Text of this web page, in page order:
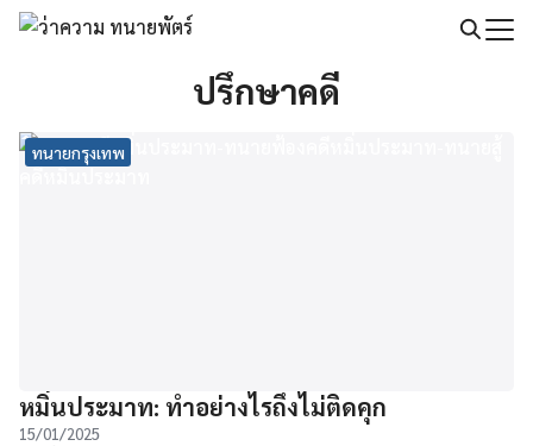
Skip
ปรึกษาคดี
ทนายกรุงเทพ
หมิ่นประมาท: ทำอย่างไรถึงไม่ติดคุก
15/01/2025